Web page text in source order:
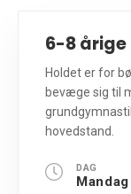
6-8
Holdet er for
bevæge sig til
hovedstand.
DAG
Mandag